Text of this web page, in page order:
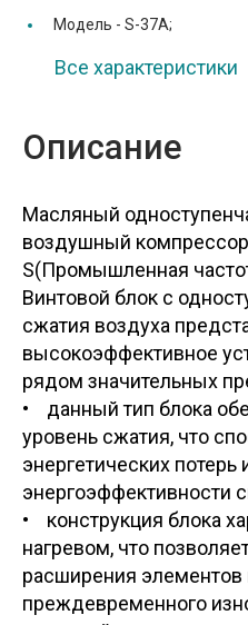
Модель - S-37A;
Все характеристики
Описание
Масляный
воздушный
S(Промышленная
Винтовой блок с
сжатия воздуха
высокоэффективное
рядом значительных
• данный тип блока
уровень сжатия, что
энергетических
энергоэффективности
• конструкция блока
нагревом, что
расширения элементов
преждевременного